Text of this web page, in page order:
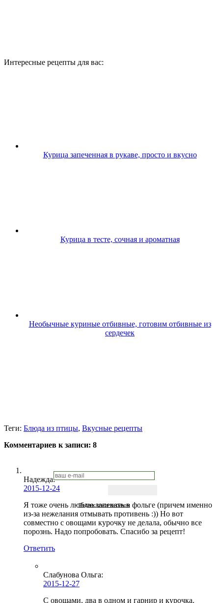
Интересные рецепты для вас:
Курица запеченная в рукаве, просто и вкусно
Курица в тесте, сочная и ароматная
Необычные куриные отбивные, готовим отбивные из
сердечек
Подписаться письмом
Теги: Блюда из птицы, Вкусные рецепты
Комментариев к записи: 8
Надежда:
2015-12-24
Я тоже очень люблю запекать в фольге (причем именно
из-за нежелания отмывать противень :)) Но вот
совместно с овощами курочку не делала, обычно все
порознь. Надо попробовать. Спасибо за рецепт!
Ответить
Слабунова Ольга:
2015-12-27
С овощами, два в одном и гарнир и курочка.